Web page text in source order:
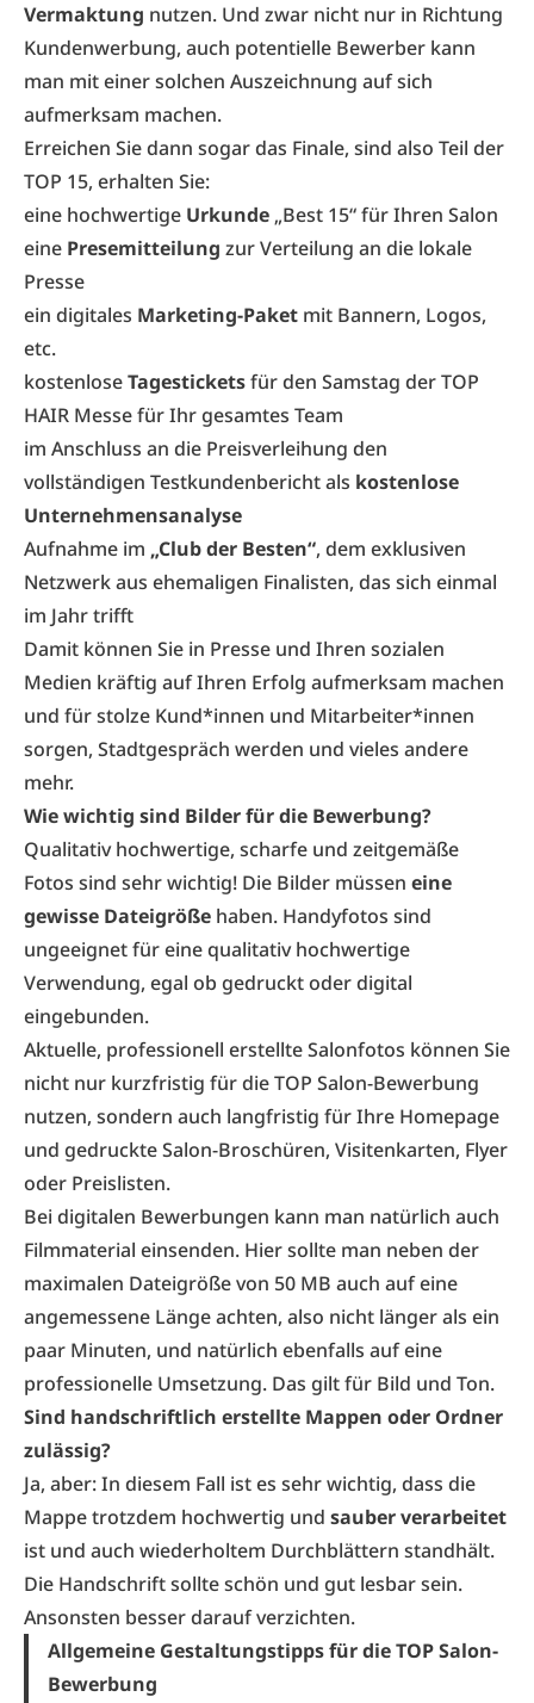
Vermaktung nutzen. Und zwar nicht nur in Richtung
Kundenwerbung, auch potentielle Bewerber kann
man mit einer solchen Auszeichnung auf sich
aufmerksam machen.
Erreichen Sie dann sogar das Finale, sind also Teil der
TOP 15, erhalten Sie:
eine hochwertige Urkunde „Best 15“ für Ihren Salon
eine Presemitteilung zur Verteilung an die lokale
Presse
ein digitales Marketing-Paket mit Bannern, Logos,
etc.
kostenloseTagesticketsfür den Samstag der TOP
HAIR Messe für Ihr gesamtes Team
im Anschluss an die Preisverleihung den
vollständigen Testkundenbericht als kostenlose
Unternehmensanalyse
Aufnahme im „Club der Besten“, dem exklusiven
Netzwerk aus ehemaligen Finalisten, das sich einmal
im Jahr trifft
Damit können Sie in Presse und Ihren sozialen
Medien kräftig auf Ihren Erfolg aufmerksam machen
und für stolze Kund*innen und Mitarbeiter*innen
sorgen, Stadtgespräch werden und vieles andere
mehr.
Wie wichtig sind Bilder für die Bewerbung?
Qualitativ hochwertige, scharfe und zeitgemäße
Fotos sind sehr wichtig! Die Bilder müssen eine
gewisse Dateigröße haben. Handyfotos sind
ungeeignet für eine qualitativ hochwertige
Verwendung, egal ob gedruckt oder digital
eingebunden.
Aktuelle, professionell erstellte Salonfotos können Sie
nicht nur kurzfristig für die TOP Salon-Bewerbung
nutzen, sondern auch langfristig für Ihre Homepage
und gedruckte Salon-Broschüren, Visitenkarten, Flyer
oder Preislisten.
Bei digitalen Bewerbungen kann man natürlich auch
Filmmaterial einsenden. Hier sollte man neben der
maximalen Dateigröße von 50 MB auch auf eine
angemessene Länge achten, also nicht länger als ein
paar Minuten, und natürlich ebenfalls auf eine
professionelle Umsetzung. Das gilt für Bild und Ton.
Sind handschriftlich erstellte Mappen oder Ordner
zulässig?
Ja, aber: In diesem Fall ist es sehr wichtig, dass die
Mappe trotzdem hochwertig und sauber verarbeitet
ist und auch wiederholtem Durchblättern standhält.
Die Handschrift sollte schön und gut lesbar sein.
Ansonsten besser darauf verzichten.
Allgemeine Gestaltungstipps für die TOP Salon-
Bewerbung